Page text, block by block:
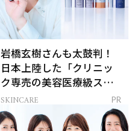
岩橋玄樹さんも太鼓判！
日本上陸した「クリニッ
ク専売の美容医療級スキ
ンケア」
SKINCARE PR